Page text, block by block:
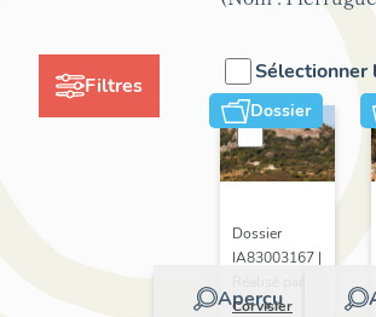
Filtres
Sélectionner
Dossier
Aperçu
Dossier
IA83003167 |
Corvisier